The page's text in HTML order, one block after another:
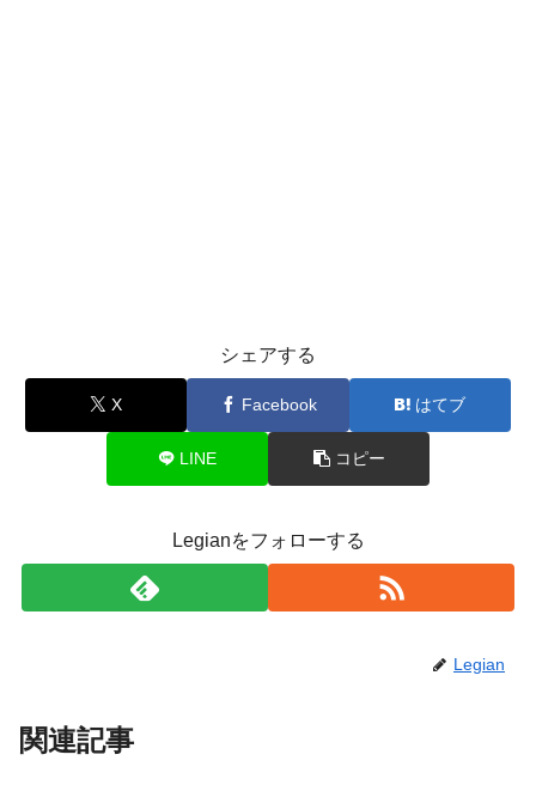
シェアする
X Facebook はてブ
LINE コピー
Legianをフォローする
Legian
関連記事